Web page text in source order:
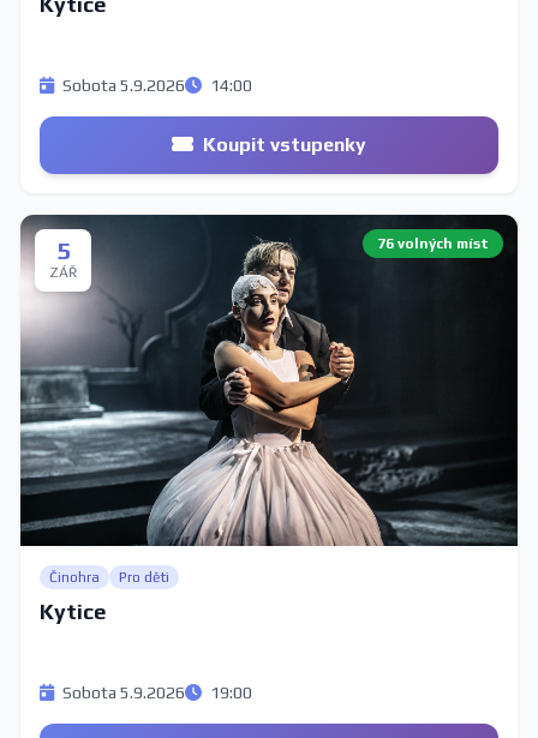
Sobota 5.9.2026 14:00
Koupit vstupenky
5
ZÁŘ
76 volných míst
Činohra Pro děti
Kytice
Sobota 5.9.2026 19:00